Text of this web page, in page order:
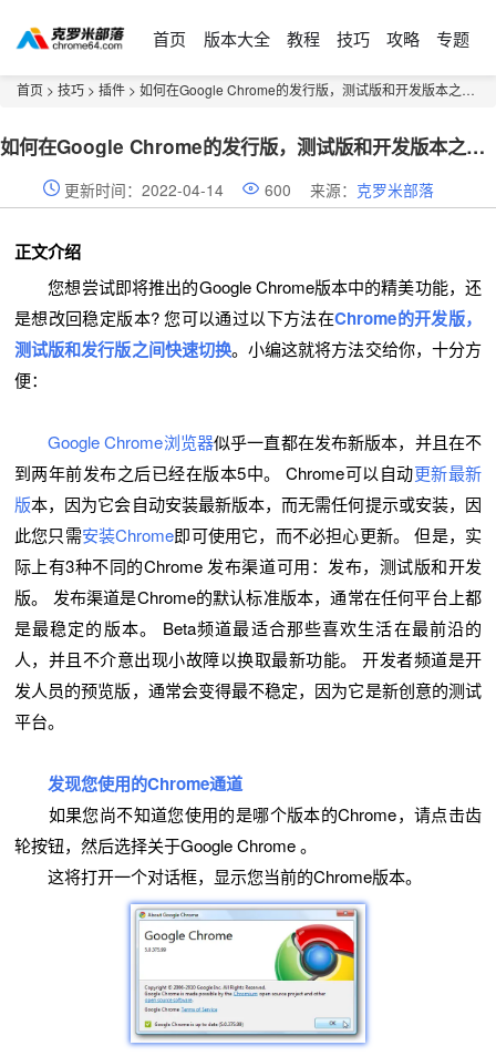
首页 版本大全 教程 技巧 攻略 专题
首页 > 技巧 > 插件 > 如何在Google Chrome的发行版，测试版和开发版本之间切换？
如何在Google Chrome的发行版，测试版和开发版本之间切换？
更新时间：2022-04-14 600 来源： 克罗米部落
正文介绍
您想尝试即将推出的Google Chrome版本中的精美功能，还
是想改回稳定版本? 您可以通过以下方法在Chrome的开发版，
测试版和发行版之间快速切换。小编这就将方法交给你，十分方
便：
Google Chrome浏览器似乎一直都在发布新版本，并且在不
到两年前发布之后已经在版本5中。 Chrome可以自动更新最新
版本，因为它会自动安装最新版本，而无需任何提示或安装，因
此您只需安装Chrome即可使用它，而不必担心更新。 但是，实
际上有3种不同的Chrome 发布渠道可用：发布，测试版和开发
版。 发布渠道是Chrome的默认标准版本，通常在任何平台上都
是最稳定的版本。 Beta频道最适合那些喜欢生活在最前沿的
人，并且不介意出现小故障以换取最新功能。 开发者频道是开
发人员的预览版，通常会变得最不稳定，因为它是新创意的测试
平台。
发现您使用的Chrome通道
如果您尚不知道您使用的是哪个版本的Chrome，请点击齿
轮按钮，然后选择关于Google Chrome 。
这将打开一个对话框，显示您当前的Chrome版本。